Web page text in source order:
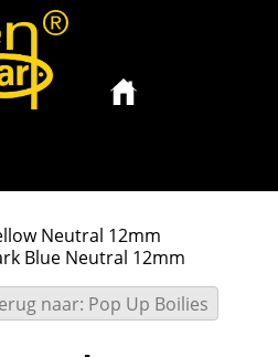
Neutral 12mm
Blue Neutral 12mm
naar: Pop Up Boilies